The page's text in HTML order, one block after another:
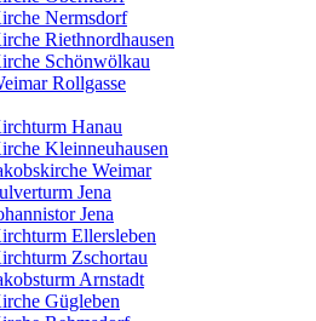
Nermsdorf
Riethnordhausen
Schönwölkau
Rollgasse
Hanau
Kleinneuhausen
Weimar
Jena
Jena
Ellersleben
Zschortau
Arnstadt
Gügleben